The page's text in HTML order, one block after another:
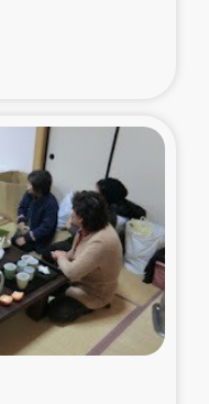
者支援
動
業復興支援
援